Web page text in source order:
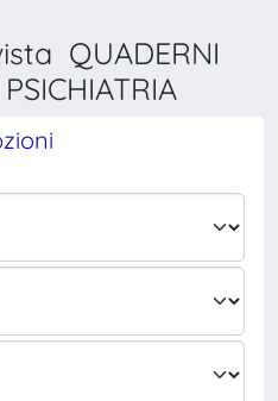
QUADERNI